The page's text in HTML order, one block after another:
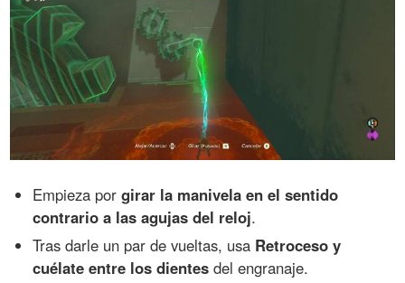
Empieza porgirar la manivela en el sentido
contrario a las agujas del reloj.
Tras darle un par de vueltas, usa Retroceso y
cuélate entre los dientes del engranaje.